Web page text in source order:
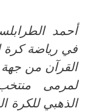
أحمد
في رياضة كرة
القرآن من جهة
لمرمى
الذهبي للكرة